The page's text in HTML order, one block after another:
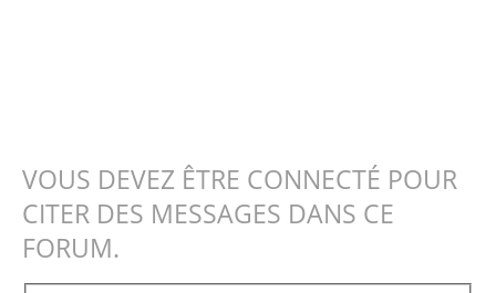
VOUS DEVEZ ÊTRE CONNECTÉ POUR
CITER DES MESSAGES DANS CE
FORUM.